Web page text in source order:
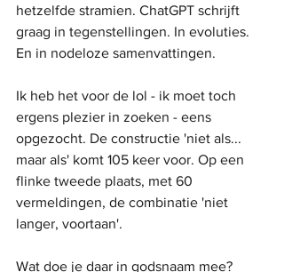
hetzelfde stramien. ChatGPT schrijft
graag in tegenstellingen. In evoluties.
En in nodeloze samenvattingen.
Ik heb het voor de lol - ik moet toch
ergens plezier in zoeken - eens
opgezocht. De constructie 'niet als...
maar als' komt 105 keer voor. Op een
flinke tweede plaats, met 60
vermeldingen, de combinatie 'niet
langer, voortaan'.
Wat doe je daar in godsnaam mee?